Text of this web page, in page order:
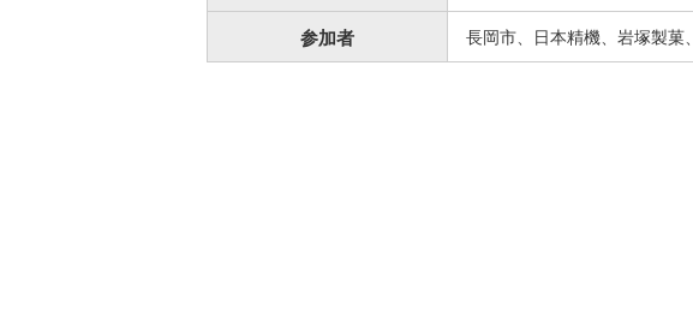
参加者 長岡市、日本精機、岩塚製